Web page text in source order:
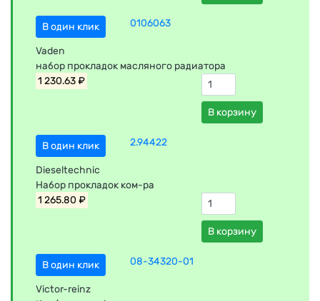
В один клик 0106063
Vaden
набор прокладок масляного радиатора
1 230.63 ₽
В корзину
В один клик 2.94422
Dieseltechnic
Набор прокладок ком-ра
1 265.80 ₽
В корзину
В один клик 08-34320-01
Victor-reinz